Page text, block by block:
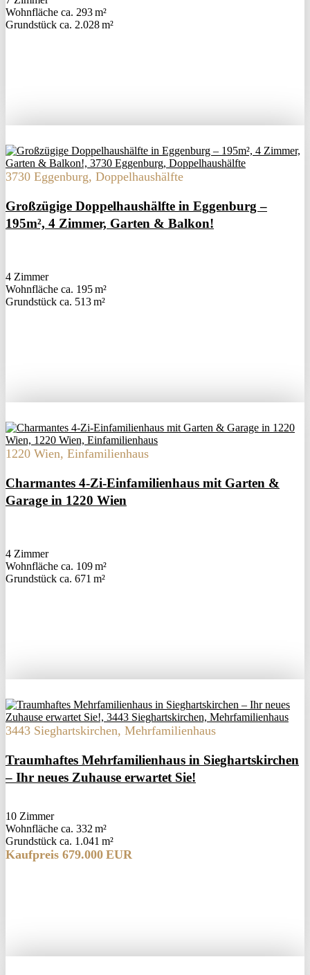
Wohnfläche ca. 293 m²
Grund­stück ca. 2.028 m²
3730 Eggenburg, Doppelhaushälfte
Großzügige Doppelhaushälfte in Eggenburg –
195m², 4 Zimmer, Garten & Balkon!
4 Zimmer
Wohnfläche ca. 195 m²
Grund­stück ca. 513 m²
1220 Wien, Einfamilienhaus
Charmantes 4-Zi-Einfamilienhaus mit Garten &
Garage in 1220 Wien
4 Zimmer
Wohnfläche ca. 109 m²
Grund­stück ca. 671 m²
3443 Sieghartskirchen, Mehrfamilienhaus
Traumhaftes Mehrfamilienhaus in Sieghartskirchen
– Ihr neues Zuhause erwartet Sie!
10 Zimmer
Wohnfläche ca. 332 m²
Grund­stück ca. 1.041 m²
Kaufpreis 679.000 EUR